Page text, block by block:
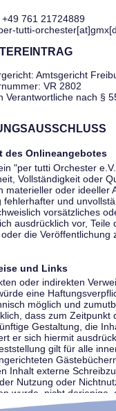
+49 761 21724889
tutti-
Amtsgericht
VR 2802
Verantwortliche nach §
des Onlineangebotes
"per tutti Orchester
Vollständigkeit oder
materieller oder ideeller
fehlerhafter und
vorsätzliches
ausdrücklich vor,
die Veröffentlichung
und Links
oder indirekten
eine
möglich und
dass zum Zeitpunkt
Gestaltung, die
er sich hiermit
gilt für alle
Inhalt externe
Nutzung oder
wurde, nicht derjenige,